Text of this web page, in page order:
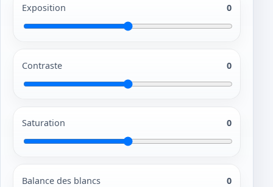
Exposition 0
Contraste 0
Saturation 0
Balance des blancs 0